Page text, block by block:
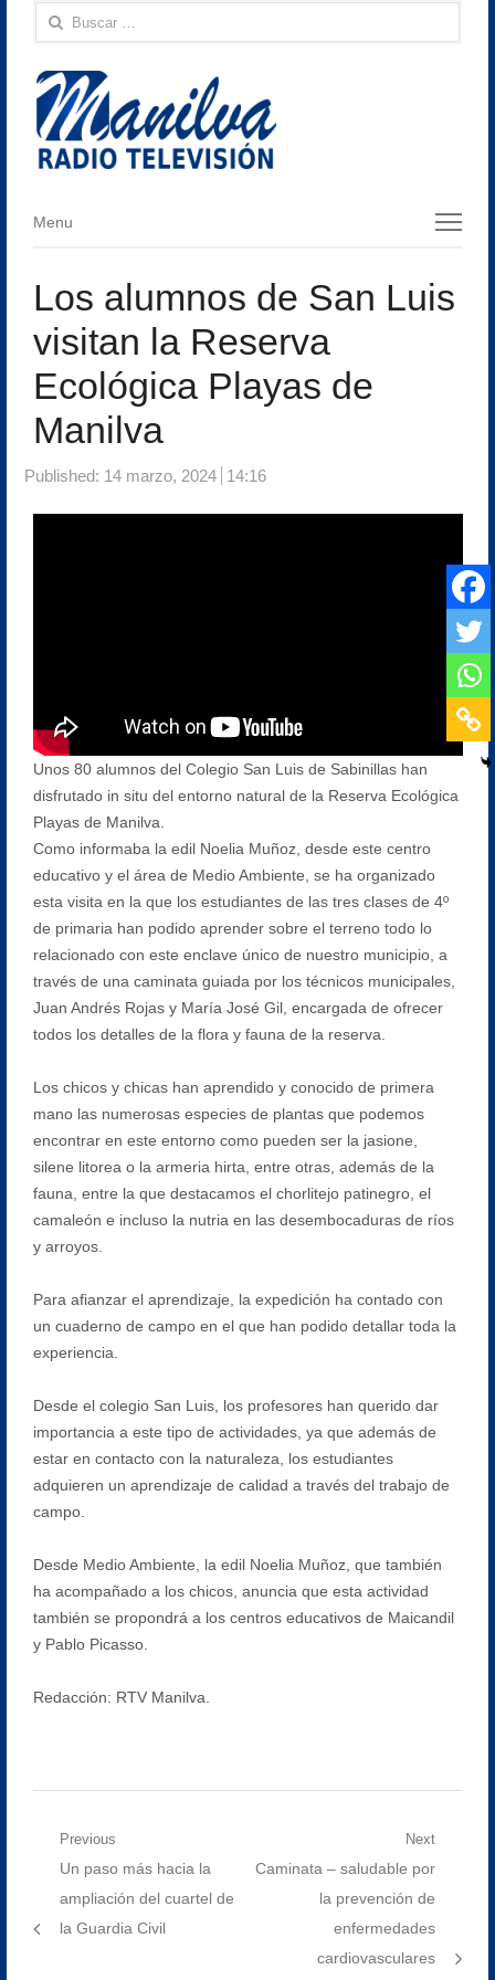
Buscar:
Menu
Menu
Los alumnos de San Luis
visitan la Reserva
Ecológica Playas de
Manilva
Published: 14 marzo, 2024 14:16
Unos 80 alumnos del Colegio San Luis de Sabinillas han
disfrutado in situ del entorno natural de la Reserva Ecológica
Playas de Manilva.
Como informaba la edil Noelia Muñoz, desde este centro
educativo y el área de Medio Ambiente, se ha organizado
esta visita en la que los estudiantes de las tres clases de 4º
de primaria han podido aprender sobre el terreno todo lo
relacionado con este enclave único de nuestro municipio, a
través de una caminata guiada por los técnicos municipales,
Juan Andrés Rojas y María José Gil, encargada de ofrecer
todos los detalles de la flora y fauna de la reserva.
Los chicos y chicas han aprendido y conocido de primera
mano las numerosas especies de plantas que podemos
encontrar en este entorno como pueden ser la jasione,
silene litorea o la armeria hirta, entre otras, además de la
fauna, entre la que destacamos el chorlitejo patinegro, el
camaleón e incluso la nutria en las desembocaduras de ríos
y arroyos.
Para afianzar el aprendizaje, la expedición ha contado con
un cuaderno de campo en el que han podido detallar toda la
experiencia.
Desde el colegio San Luis, los profesores han querido dar
importancia a este tipo de actividades, ya que además de
estar en contacto con la naturaleza, los estudiantes
adquieren un aprendizaje de calidad a través del trabajo de
campo.
Desde Medio Ambiente, la edil Noelia Muñoz, que también
ha acompañado a los chicos, anuncia que esta actividad
también se propondrá a los centros educativos de Maicandil
y Pablo Picasso.
Redacción: RTV Manilva.
Navegación
entradas
Previous
Previous
post:
Un paso más hacia la
ampliación del cuartel de
la Guardia Civil
Next
Next
Caminata – saludable por
la prevención de
enfermedades
cardiovasculares